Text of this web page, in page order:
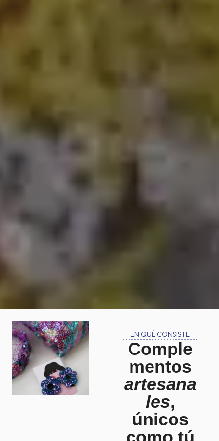
EN QUÉ CONSISTE
Comple
mentos
artesana
les,
únicos
como tú